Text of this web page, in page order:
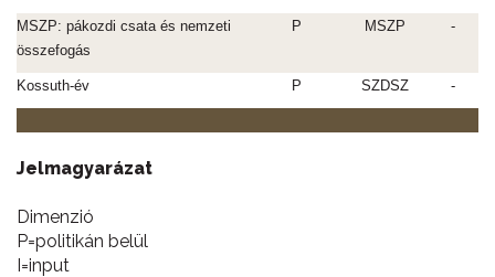
MSZP: pákozdi csata és nemzeti
összefogás
P MSZP -
Kossuth-év P SZDSZ -
Jelmagyarázat
Dimenzió
P=politikán belül
I=input